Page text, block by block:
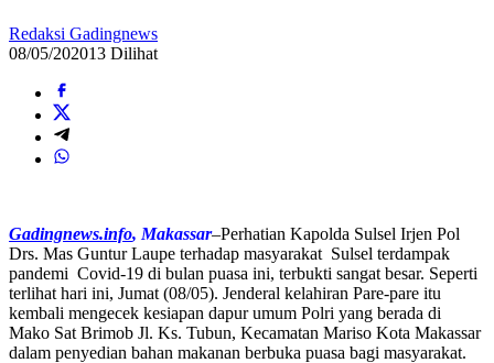
Redaksi Gadingnews
08/05/202013 Dilihat
Gadingnews.info, Makassar–Perhatian Kapolda Sulsel Irjen Pol
Drs. Mas Guntur Laupe terhadap masyarakat Sulsel terdampak
pandemi Covid-19 di bulan puasa ini, terbukti sangat besar. Seperti
terlihat hari ini, Jumat (08/05). Jenderal kelahiran Pare-pare itu
kembali mengecek kesiapan dapur umum Polri yang berada di
Mako Sat Brimob Jl. Ks. Tubun, Kecamatan Mariso Kota Makassar
dalam penyedian bahan makanan berbuka puasa bagi masyarakat.